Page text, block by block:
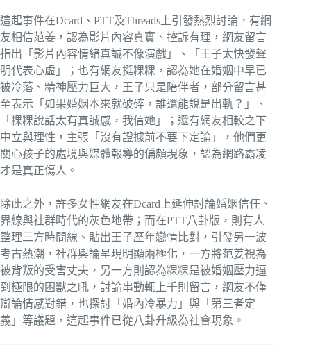
這起事件在Dcard、PTT及Threads上引發熱烈討論，有網
友相信范姜，認為影片內容真實、控訴有理，網友留言
指出「影片內容情緒真誠不像演戲」、「王子太快發聲
明代表心虛」；也有網友挺粿粿，認為她在婚姻中早已
被冷落、精神壓力巨大，王子只是陪伴者，部分留言甚
至表示「如果婚姻本來就破碎，誰還能說是出軌？」、
「粿粿說話太有真誠感，我信她」；還有網友相較之下
中立與理性，主張「沒有證據前不要下定論」，他們更
關心孩子的處境與媒體報導的偏頗現象，認為網路霸凌
才是真正傷人。
除此之外，許多女性網友在Dcard上延伸討論婚姻信任、
界線與社群時代的灰色地帶；而在PTT八卦版，則有人
整理三方時間線、貼出王子歷年戀情比對，引發另一波
考古熱潮，社群輿論呈現明顯兩極化，一方將范姜視為
被背叛的受害丈夫，另一方則認為粿粿是被婚姻壓力逼
到極限的困獸之吼，討論串動輒上千則留言，網友不僅
辯論情感對錯，也探討「婚內冷暴力」與「第三者定
義」等議題，這起事件已從八卦升級為社會現象。